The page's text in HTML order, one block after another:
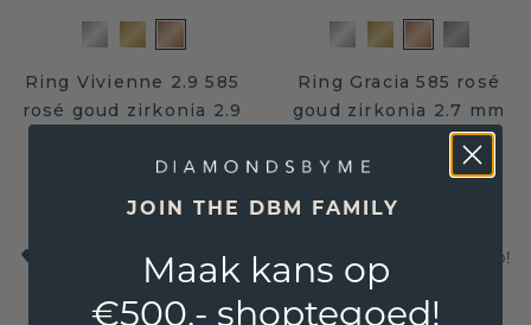
Ring Vivienne 2.9 585
rosé goud zirkonia 2.9
Excl. Tax & BTW
Ring Gracia 585 rosé
goud zirkonia 2.7 mm
Excl. Tax & BTW
Wij vervaardigen ook uw eigen, unieke ontwerp!
JOIN THE DBM FAMILY
Maak kans op
€500,- shoptegoed!